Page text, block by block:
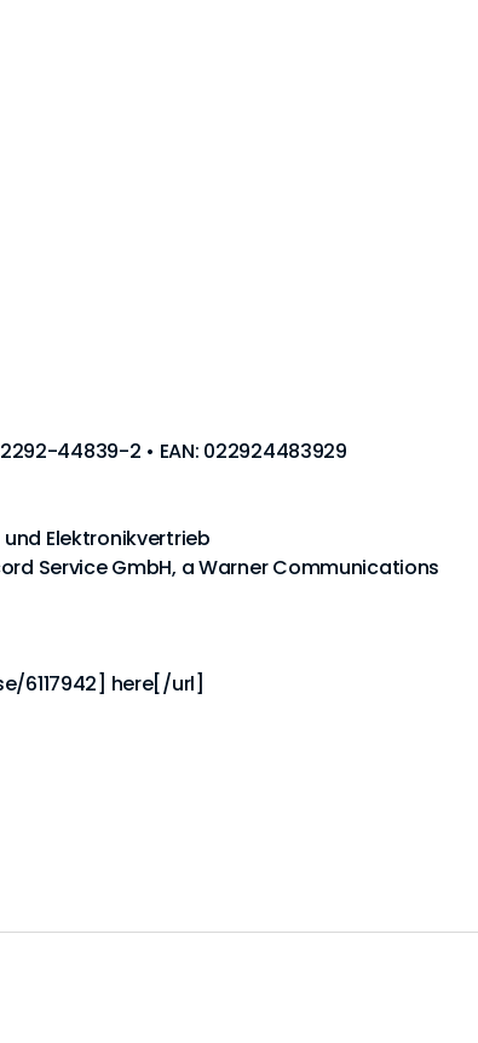
44839-2 • EAN: 022924483929
und Elektronikvertrieb
Service GmbH, a Warner Communications
6117942] here[/url]